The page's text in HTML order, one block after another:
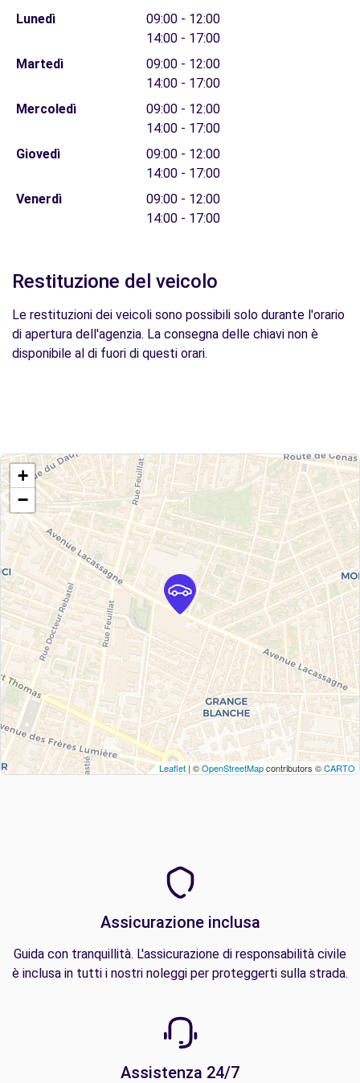
Lunedì
09:00 - 12:00
14:00 - 17:00
Martedì
09:00 - 12:00
14:00 - 17:00
Mercoledì
09:00 - 12:00
14:00 - 17:00
Giovedì
09:00 - 12:00
14:00 - 17:00
Venerdì
09:00 - 12:00
14:00 - 17:00
Restituzione del veicolo
Le restituzioni dei veicoli sono possibili solo durante l'orario
di apertura dell'agenzia. La consegna delle chiavi non è
disponibile al di fuori di questi orari.
+
−
Leaflet | ©OpenStreetMapcontributors ©CARTO
Assicurazione inclusa
Guida con tranquillità. L'assicurazione di responsabilità civile
è inclusa in tutti i nostri noleggi per proteggerti sulla strada.
Assistenza 24/7